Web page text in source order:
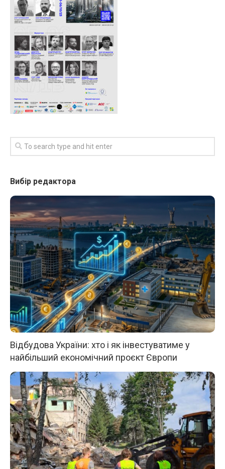
Вибір редактора
Відбудова України: хто і як інвестуватиме у
найбільший економічний проєкт Європи